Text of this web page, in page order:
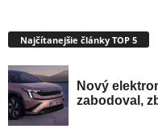
Najčítanejšie články TOP 5